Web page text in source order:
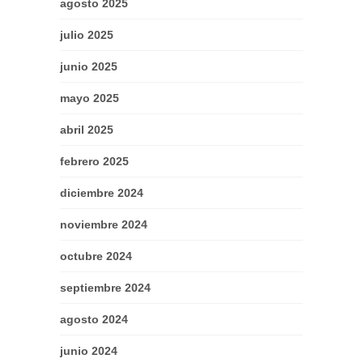
agosto 2025
julio 2025
junio 2025
mayo 2025
abril 2025
febrero 2025
diciembre 2024
noviembre 2024
octubre 2024
septiembre 2024
agosto 2024
junio 2024